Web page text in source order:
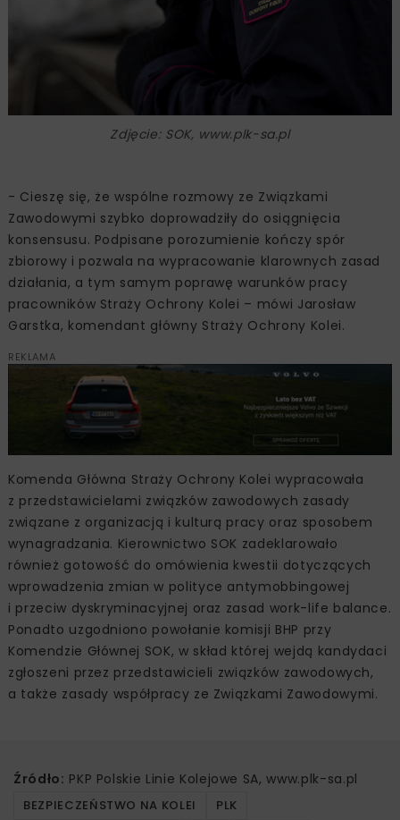
Zdjęcie: SOK, www.plk-sa.pl
- Cieszę się, że wspólne rozmowy ze Związkami
Zawodowymi szybko doprowadziły do osiągnięcia
konsensusu. Podpisane porozumienie kończy spór
zbiorowy i pozwala na wypracowanie klarownych zasad
działania, a tym samym poprawę warunków pracy
pracowników Straży Ochrony Kolei – mówi Jarosław
Garstka, komendant główny Straży Ochrony Kolei.
REKLAMA
Komenda Główna Straży Ochrony Kolei wypracowała
z przedstawicielami związków zawodowych zasady
związane z organizacją i kulturą pracy oraz sposobem
wynagradzania. Kierownictwo SOK zadeklarowało
również gotowość do omówienia kwestii dotyczących
wprowadzenia zmian w polityce antymobbingowej
i przeciw dyskryminacyjnej oraz zasad work-life balance.
Ponadto uzgodniono powołanie komisji BHP przy
Komendzie Głównej SOK, w skład której wejdą kandydaci
zgłoszeni przez przedstawicieli związków zawodowych,
a także zasady współpracy ze Związkami Zawodowymi.
Źródło: PKP Polskie Linie Kolejowe SA, www.plk-sa.pl
BEZPIECZEŃSTWO NA KOLEI
PLK